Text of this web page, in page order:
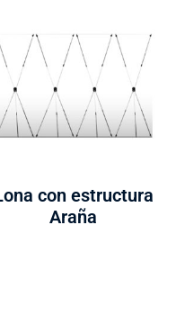
con estructura
Araña